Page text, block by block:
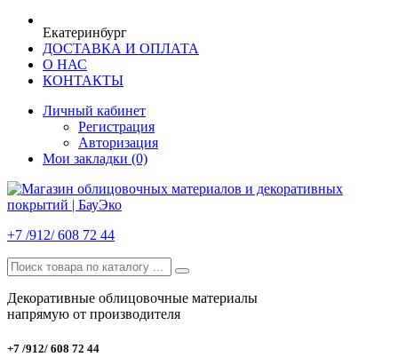
Екатеринбург
ДОСТАВКА И ОПЛАТА
О НАС
КОНТАКТЫ
Личный кабинет
Регистрация
Авторизация
Мои закладки (0)
+7 /912/ 608 72 44
Декоративные облицовочные материалы
напрямую от производителя
+7 /912/ 608 72 44